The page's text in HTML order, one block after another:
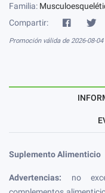
Familia:
Compartir:
Promoción válida de 2026-08-
Suplemento Alimenticio
Advertencias: no